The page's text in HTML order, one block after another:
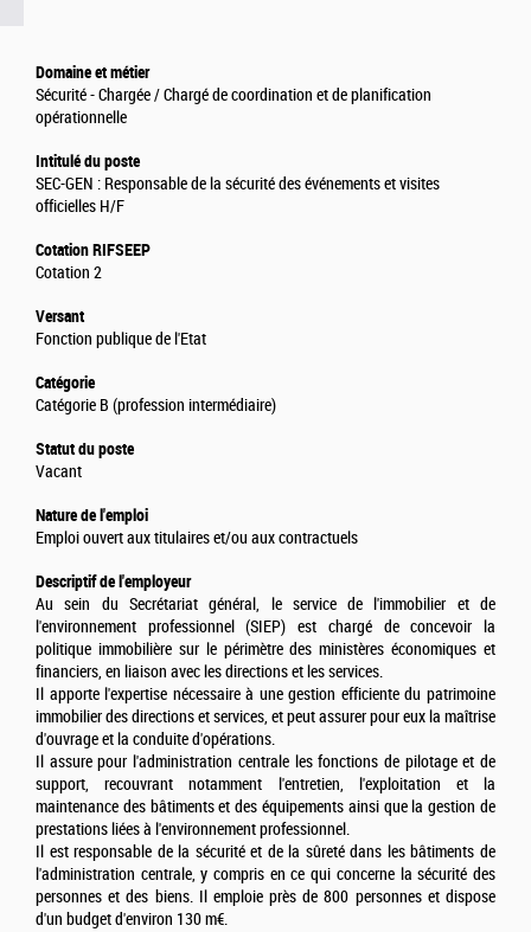
Domaine et métier
Sécurité - Chargée / Chargé de coordination et de planification
opérationnelle
Intitulé du poste
SEC-GEN : Responsable de la sécurité des événements et visites
officielles H/F
Cotation RIFSEEP
Cotation 2
Versant
Fonction publique de l'Etat
Catégorie
Catégorie B (profession intermédiaire)
Statut du poste
Vacant
Nature de l'emploi
Emploi ouvert aux titulaires et/ou aux contractuels
Descriptif de l'employeur
Au sein du Secrétariat général, le service de l'immobilier et de
l'environnement professionnel (SIEP) est chargé de concevoir la
politique immobilière sur le périmètre des ministères économiques et
financiers, en liaison avec les directions et les services.
Il apporte l'expertise nécessaire à une gestion efficiente du patrimoine
immobilier des directions et services, et peut assurer pour eux la maîtrise
d'ouvrage et la conduite d'opérations.
Il assure pour l'administration centrale les fonctions de pilotage et de
support, recouvrant notamment l'entretien, l'exploitation et la
maintenance des bâtiments et des équipements ainsi que la gestion de
prestations liées à l'environnement professionnel.
Il est responsable de la sécurité et de la sûreté dans les bâtiments de
l'administration centrale, y compris en ce qui concerne la sécurité des
personnes et des biens. Il emploie près de 800 personnes et dispose
d'un budget d'environ 130 m€.